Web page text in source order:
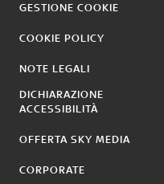
GESTIONE COOKIE
COOKIE POLICY
NOTE LEGALI
DICHIARAZIONE
ACCESSIBILITÀ
OFFERTA SKY MEDIA
CORPORATE